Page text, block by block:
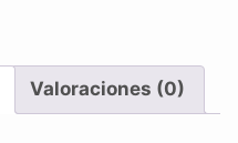
Valoraciones (0)